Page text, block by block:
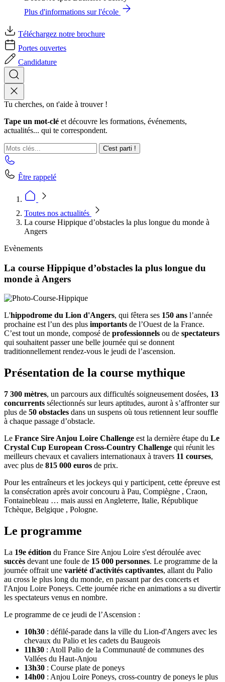
Plus d'informations sur l'école
Téléchargez notre brochure
Portes ouvertes
Candidature
Tu cherches, on t'aide à trouver !
Tape un mot-clé et découvre les formations, événements,
actualités... qui te correspondent.
C'est parti !
Être rappelé
Toutes nos actualités
La course Hippique d’obstacles la plus longue du monde à
Angers
Evènements
La course Hippique d’obstacles la plus longue du
monde à Angers
L'hippodrome du Lion d'Angers, qui fêtera ses 150 ans l’année
prochaine est l’un des plus importants de l’Ouest de la France.
C’est tout un monde, composé de professionnels ou de spectateurs
qui souhaitent passer une belle journée qui se donnent
traditionnellement rendez-vous le jeudi de l’ascension.
Présentation de la course mythique
7 300 mètres, un parcours aux difficultés soigneusement dosées, 13
concurrents sélectionnés sur leurs aptitudes, auront à s’affronter sur
plus de 50 obstacles dans un suspens où tous retiennent leur souffle
à chaque passage d’obstacle.
Le France Sire Anjou Loire Challenge est la dernière étape du Le
Crystal Cup European Cross-Country Challenge qui réunit les
meilleurs chevaux et cavaliers internationaux à travers 11 courses,
avec plus de 815 000 euros de prix.
Pour les entraîneurs et les jockeys qui y participent, cette épreuve est
la consécration après avoir concouru à Pau, Compiègne , Craon,
Fontainebleau … mais aussi en Angleterre, Italie, République
Tchèque, Belgique , Pologne.
Le programme
La 19e édition du France Sire Anjou Loire s'est déroulée avec
succès devant une foule de 15 000 personnes. Le programme de la
journée offrait une variété d'activités captivantes, allant du Palio
au cross le plus long du monde, en passant par des concerts et
l'Anjou Loire Poneys. Cette journée riche en animations a su divertir
les spectateurs venus en nombre.
Le programme de ce jeudi de l’Ascension :
10h30 : défilé-parade dans la ville du Lion-d'Angers avec les
chevaux du Palio et les cadets du Baugeois
11h30 : Atoll Palio de la Communauté de communes des
Vallées du Haut-Anjou
13h30 : Course plate de poneys
14h00 : Anjou Loire Poneys, cross-country de poneys le plus